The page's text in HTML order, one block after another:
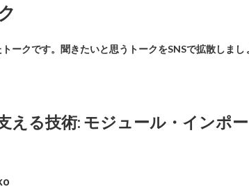
ークです。聞きたいと思うトークをSNSで拡散しまし
える技術: モジュール・インポ